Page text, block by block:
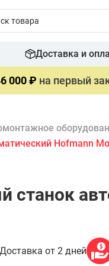
Доставка и
000 ₽ на первый
Hofmann
Доставка от 2 дней